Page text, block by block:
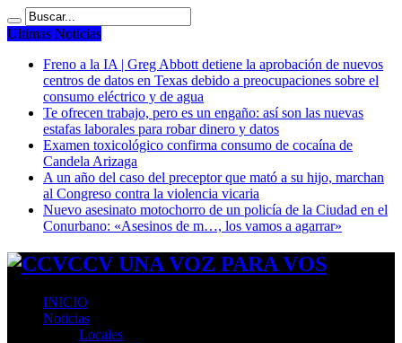
Ultimas Noticias
Freno a la IA | Greg Abbott detiene la aprobación de nuevos
centros de datos en Texas debido a preocupaciones sobre el
consumo eléctrico y de agua
Te ofrecen trabajo, pero es un engaño: así son las nuevas
estafas laborales para robar dinero y datos
Examen toxicológico confirma consumo de cocaína de
Candela Arizaga
A un año del caso del preceptor que mató a su hijo, marchan
al Congreso contra la violencia vicaria
Nuevo asesinato motochorro de un policía de la Ciudad en el
Conurbano: «Asesinos de m…, los vamos a agarrar»
CCV UNA VOZ PARA VOS
INICIO
Noticias
Locales